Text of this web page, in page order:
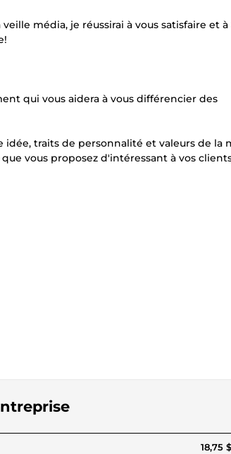
média, je réussirai à vous satisfaire et à
qui vous aidera à vous différencier des
traits de personnalité et valeurs de la
vous proposez d'intéressant à vos
18,75